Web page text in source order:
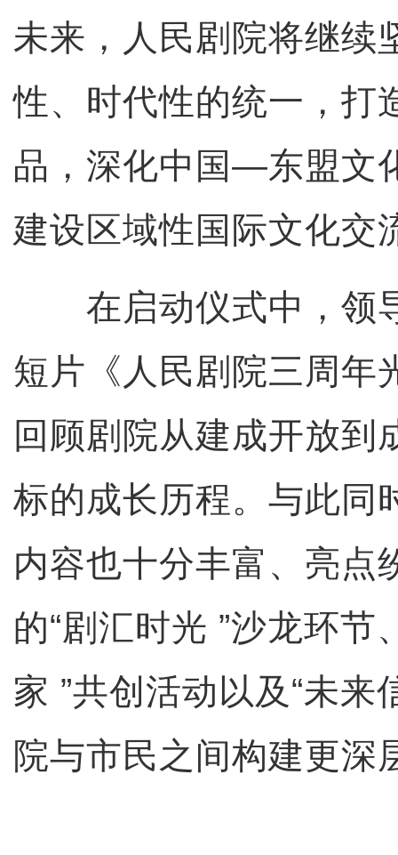
未来，人民剧院将继续
性、时代性的统一，打
品，深化中国—东盟文
建设区域性国际文化交
在启动仪式中，领
短片《人民剧院三周年
回顾剧院从建成开放到
标的成长历程。与此同
内容也十分丰富、亮点
的“剧汇时光 ”沙龙环节
家 ”共创活动以及“未来
院与市民之间构建更深